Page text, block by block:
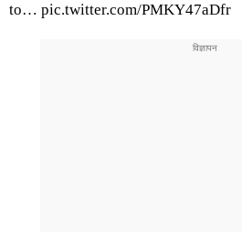
to… pic.twitter.com/PMKY47aDfr